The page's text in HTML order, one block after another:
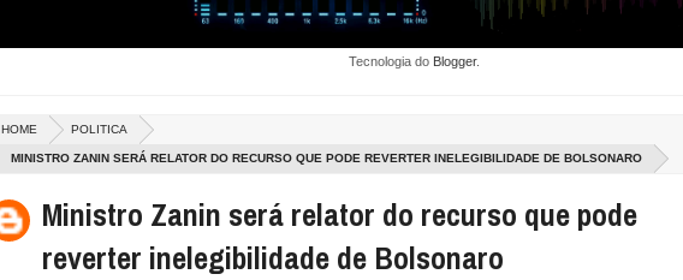
Tecnologia do Blogger.
HOME POLITICA
MINISTRO ZANIN SERÁ RELATOR DO RECURSO QUE PODE REVERTER INELEGIBILIDADE DE BOLSONARO
Ministro Zanin será relator do recurso que pode
reverter inelegibilidade de Bolsonaro